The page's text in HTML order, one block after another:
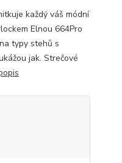
každý váš módní
Elnou 664Pro
typy stehů s
jak. Strečové